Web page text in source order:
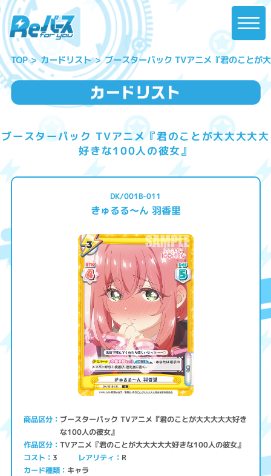
TOP カードリスト ブースターパック TVアニメ『君のことが
ブースターパック TVアニメ『君のことが大大大大大
好きな100人の彼女』
DK/001B-011
きゅるる～ん 羽香里
商品区分 ブースターパック TVアニメ『君のことが大大大大大好き
な100人の彼女』
作品区分 TVアニメ『君のことが大大大大大好きな100人の彼女』
コスト 3 レアリティ R
カード種類 キャラ